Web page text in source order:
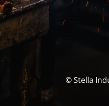
© Stella